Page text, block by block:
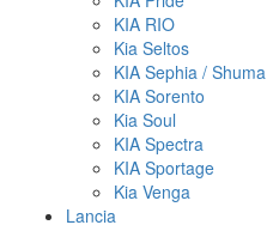
KIA RIO
Kia Seltos
KIA Sephia / Shuma
KIA Sorento
Kia Soul
KIA Spectra
KIA Sportage
Kia Venga
Lancia